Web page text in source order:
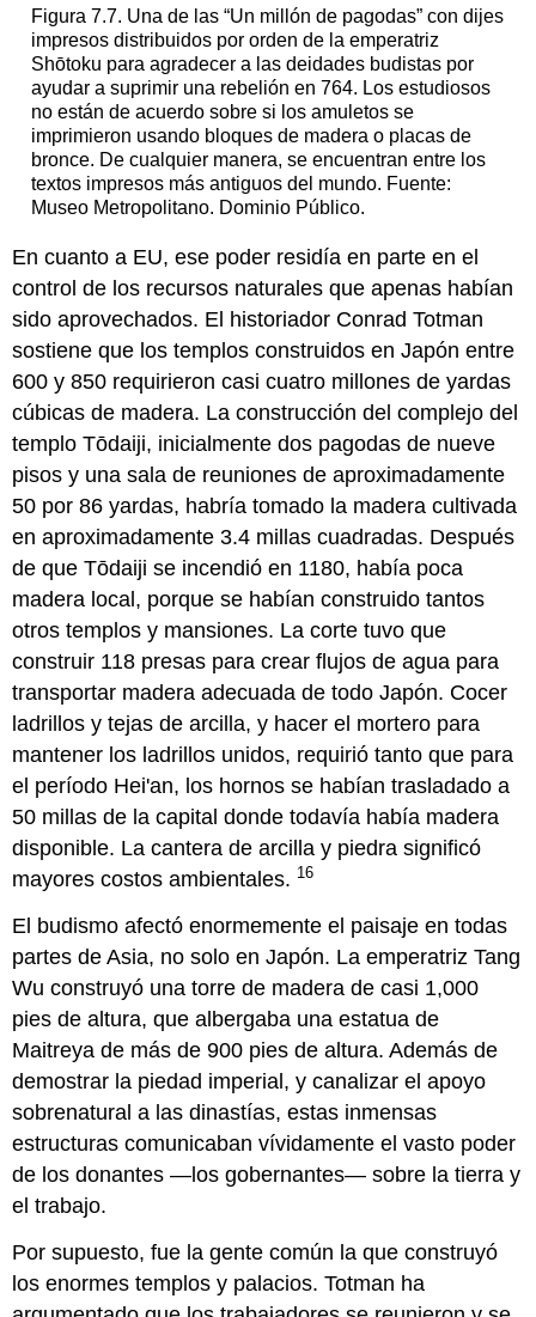
Figura 7.7. Una de las “Un millón de pagodas” con dijes
impresos distribuidos por orden de la emperatriz
Shōtoku para agradecer a las deidades budistas por
ayudar a suprimir una rebelión en 764. Los estudiosos
no están de acuerdo sobre si los amuletos se
imprimieron usando bloques de madera o placas de
bronce. De cualquier manera, se encuentran entre los
textos impresos más antiguos del mundo. Fuente:
Museo Metropolitano. Dominio Público.
En cuanto a EU, ese poder residía en parte en el
control de los recursos naturales que apenas habían
sido aprovechados. El historiador Conrad Totman
sostiene que los templos construidos en Japón entre
600 y 850 requirieron casi cuatro millones de yardas
cúbicas de madera. La construcción del complejo del
templo Tōdaiji, inicialmente dos pagodas de nueve
pisos y una sala de reuniones de aproximadamente
50 por 86 yardas, habría tomado la madera cultivada
en aproximadamente 3.4 millas cuadradas. Después
de que Tōdaiji se incendió en 1180, había poca
madera local, porque se habían construido tantos
otros templos y mansiones. La corte tuvo que
construir 118 presas para crear flujos de agua para
transportar madera adecuada de todo Japón. Cocer
ladrillos y tejas de arcilla, y hacer el mortero para
mantener los ladrillos unidos, requirió tanto que para
el período Hei'an, los hornos se habían trasladado a
50 millas de la capital donde todavía había madera
disponible. La cantera de arcilla y piedra significó
mayores costos ambientales. 16
El budismo afectó enormemente el paisaje en todas
partes de Asia, no solo en Japón. La emperatriz Tang
Wu construyó una torre de madera de casi 1,000
pies de altura, que albergaba una estatua de
Maitreya de más de 900 pies de altura. Además de
demostrar la piedad imperial, y canalizar el apoyo
sobrenatural a las dinastías, estas inmensas
estructuras comunicaban vívidamente el vasto poder
de los donantes —los gobernantes— sobre la tierra y
el trabajo.
Por supuesto, fue la gente común la que construyó
los enormes templos y palacios. Totman ha